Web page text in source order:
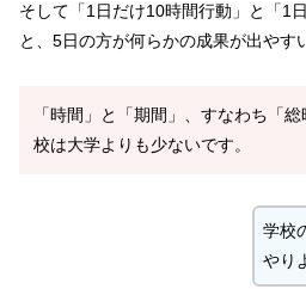
そして「1日だけ10時間行動」と「1
と、5日の方が何らかの成果が出やす
「時間」と「期間」、すなわち「
校は大学よりも少ないです。
学校
やり